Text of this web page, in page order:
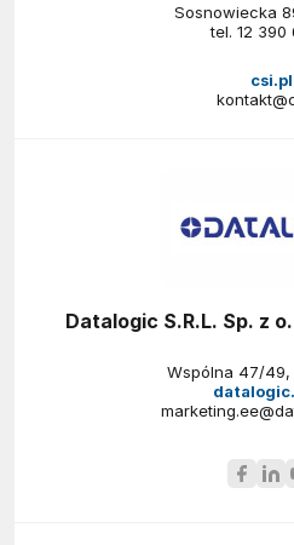
Sosnowiecka
tel. 12 390
csi.pl
Datalogic S.R.L. Sp. z
Wspólna 47/49,